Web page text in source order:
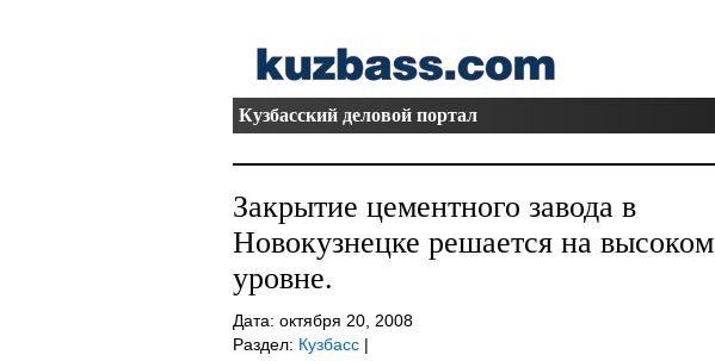
Кузбасский деловой портал
Закрытие цементного завода в
Новокузнецке решается на высоком
уровне.
Дата: октября 20, 2008
Раздел: Кузбасс|